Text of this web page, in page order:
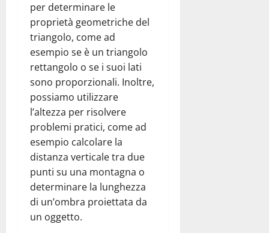
per determinare le
proprietà geometriche del
triangolo, come ad
esempio se è un triangolo
rettangolo o se i suoi lati
sono proporzionali. Inoltre,
possiamo utilizzare
l’altezza per risolvere
problemi pratici, come ad
esempio calcolare la
distanza verticale tra due
punti su una montagna o
determinare la lunghezza
di un’ombra proiettata da
un oggetto.